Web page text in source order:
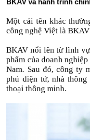
BKAV và hành trình
Một cái tên khác
công nghệ Việt là
BKAV nổi lên từ lĩnh
phẩm của doanh
Nam. Sau đó, công ty
phủ điện tử, nhà
thoại thông minh.